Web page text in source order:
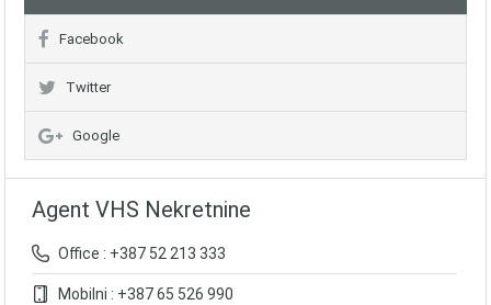
Facebook
Twitter
Google
Agent VHS Nekretnine
Office : +387 52 213 333
Mobilni : +387 65 526 990